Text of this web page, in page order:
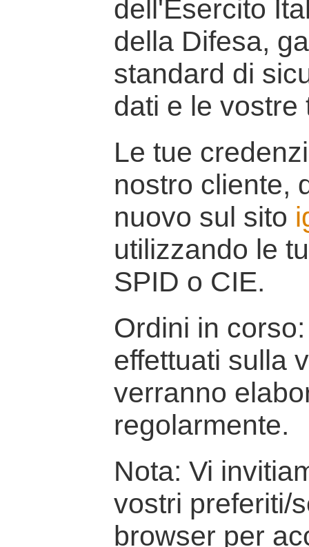
dell'Esercito
della Difesa,
standard di
dati e le vostre
Le tue
nostro cliente,
nuovo sul sito
utilizzando le
SPID o CIE.
Ordini in
effettuati sulla
verranno
regolarmente.
Nota: Vi
vostri preferiti/
browser per